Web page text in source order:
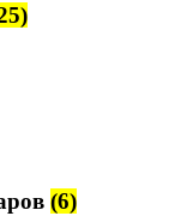
(6)